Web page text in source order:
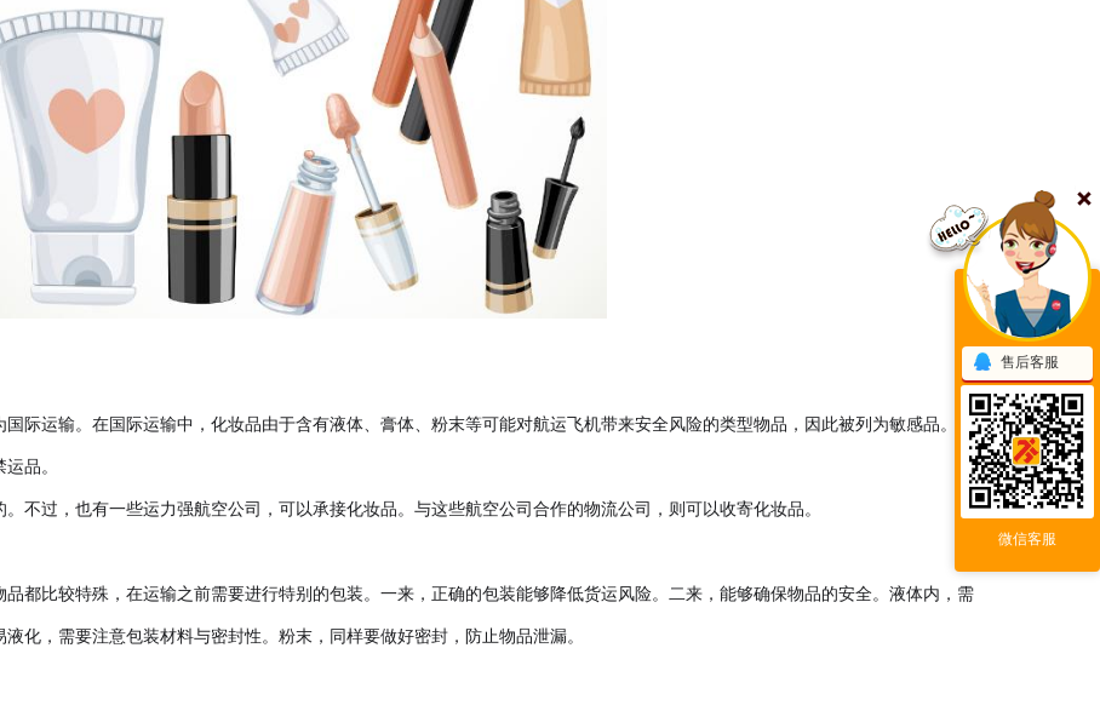
际运输。在国际运输中，化妆品由于含有液体、膏体、粉末等可能对航运飞机带来安全风险的类型物品，因此被列为敏感品。大
品。
不过，也有一些运力强航空公司，可以承接化妆品。与这些航空公司合作的物流公司，则可以收寄化妆品。
都比较特殊，在运输之前需要进行特别的包装。一来，正确的包装能够降低货运风险。二来，能够确保物品的安全。液体内，需
化，需要注意包装材料与密封性。粉末，同样要做好密封，防止物品泄漏。
售后客服
微信客服